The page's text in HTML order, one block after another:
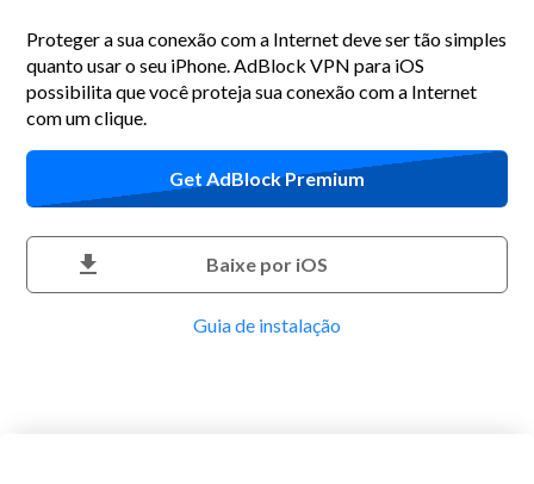
Proteger a sua conexão com a Internet deve ser tão simples
quanto usar o seu iPhone.AdBlock VPN para iOS
possibilita que você proteja sua conexão com a Internet
com um clique.
Get AdBlock Premium
download Baixe por iOS
Guia de instalação